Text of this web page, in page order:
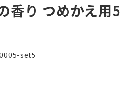
香り つめかえ用5
set5